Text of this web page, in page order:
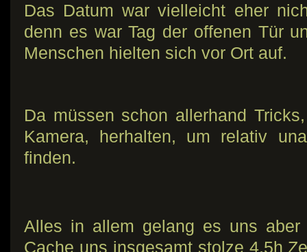
Das Datum war vielleicht eher
denn es war Tag der offenen Tür
Menschen hielten sich vor Ort auf.
Da müssen schon allerhand
Kamera, herhalten, um relativ
finden.
Alles in allem gelang es uns
Cache uns insgesamt stolze 4,5h